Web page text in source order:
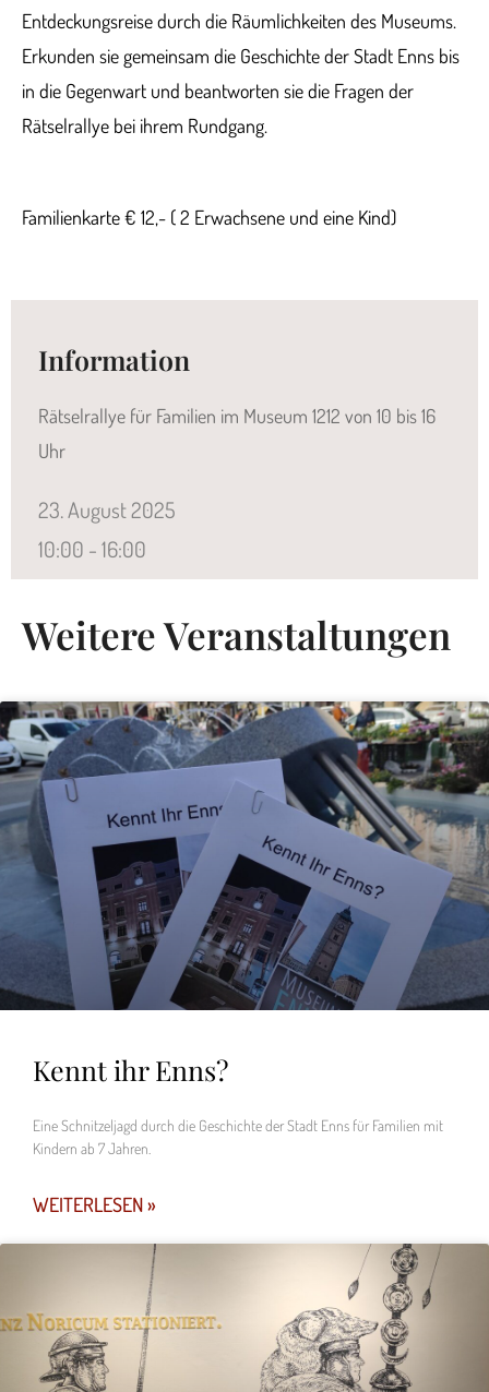
Entdeckungsreise durch die Räumlichkeiten des Museums.
Erkunden sie gemeinsam die Geschichte der Stadt Enns bis
in die Gegenwart und beantworten sie die Fragen der
Rätselrallye bei ihrem Rundgang.
Familienkarte € 12,- ( 2 Erwachsene und eine Kind)
Information
Rätselrallye für Familien im Museum 1212 von 10 bis 16
Uhr
23.August2025
10:00 - 16:00
Weitere Veranstaltungen
Kennt ihr Enns?
Eine Schnitzeljagd durch die Geschichte der Stadt Enns für Familien mit
Kindern ab 7 Jahren.
WEITERLESEN »